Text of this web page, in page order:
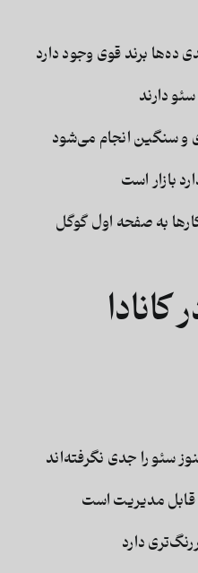
ده‌ها برند قوی وجود دارد
دارند
و سنگین انجام می‌شود
بازار است
به صفحه اول گوگل
سئو را جدی نگرفته‌اند
قابل مدیریت است
دارد